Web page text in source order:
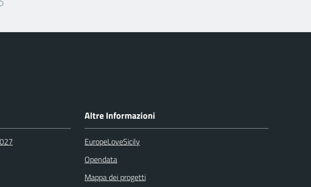
Altre Informazioni
EuropeLoveSicily
Opendata
Mappa dei progetti